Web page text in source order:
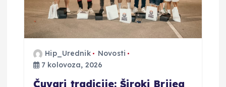
b
Hip_Urednik
Novosti
7 kolovoza, 2026
Čuvari tradicije: Široki Brijeg